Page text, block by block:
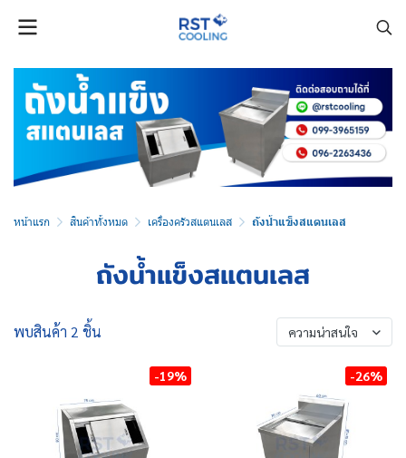
หน้าแรก สินค้าทั้งหมด เครื่องครัวสแตนเลส ถังน้ำแข็งสแตนเลส
ถังน้ำแข็งสแตนเลส
พบสินค้า 2 ชิ้น ความน่าสนใจ
-19% -26%